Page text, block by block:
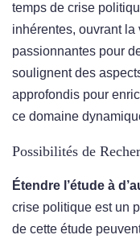
temps de crise
inhérentes, ouvrant
passionnantes pour
soulignent des
approfondis pour
ce domaine
Possibilités de
Étendre l’étude à
crise politique est un
de cette étude